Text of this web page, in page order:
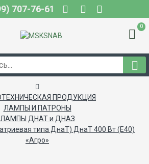
707-76-61
0
ПРОДУКЦИЯ
ЛАМПЫ И ПАТРОНЫ
ЛАМПЫ ДНАТ и ДНАЗ
типа ДнаТ) ДнаТ 400 Вт (Е40)
«Агро»